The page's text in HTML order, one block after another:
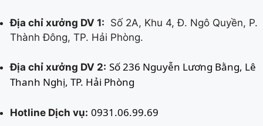
Địa chỉ xưởng DV 1: Số 2A, Khu 4, Đ. Ngô Quyền, P.
Thành Đông, TP. Hải Phòng.
Địa chỉ xưởng DV 2: Số 236 Nguyễn Lương Bằng, Lê
Thanh Nghị, TP. Hải Phòng
Hotline Dịch vụ: 0931.06.99.69